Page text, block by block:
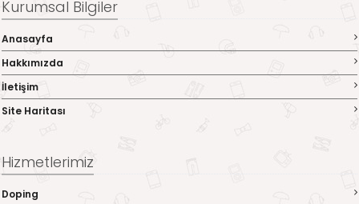
Kurumsal Bilgiler
Anasayfa
Hakkımızda
İletişim
Site Haritası
Hizmetlerimiz
Doping